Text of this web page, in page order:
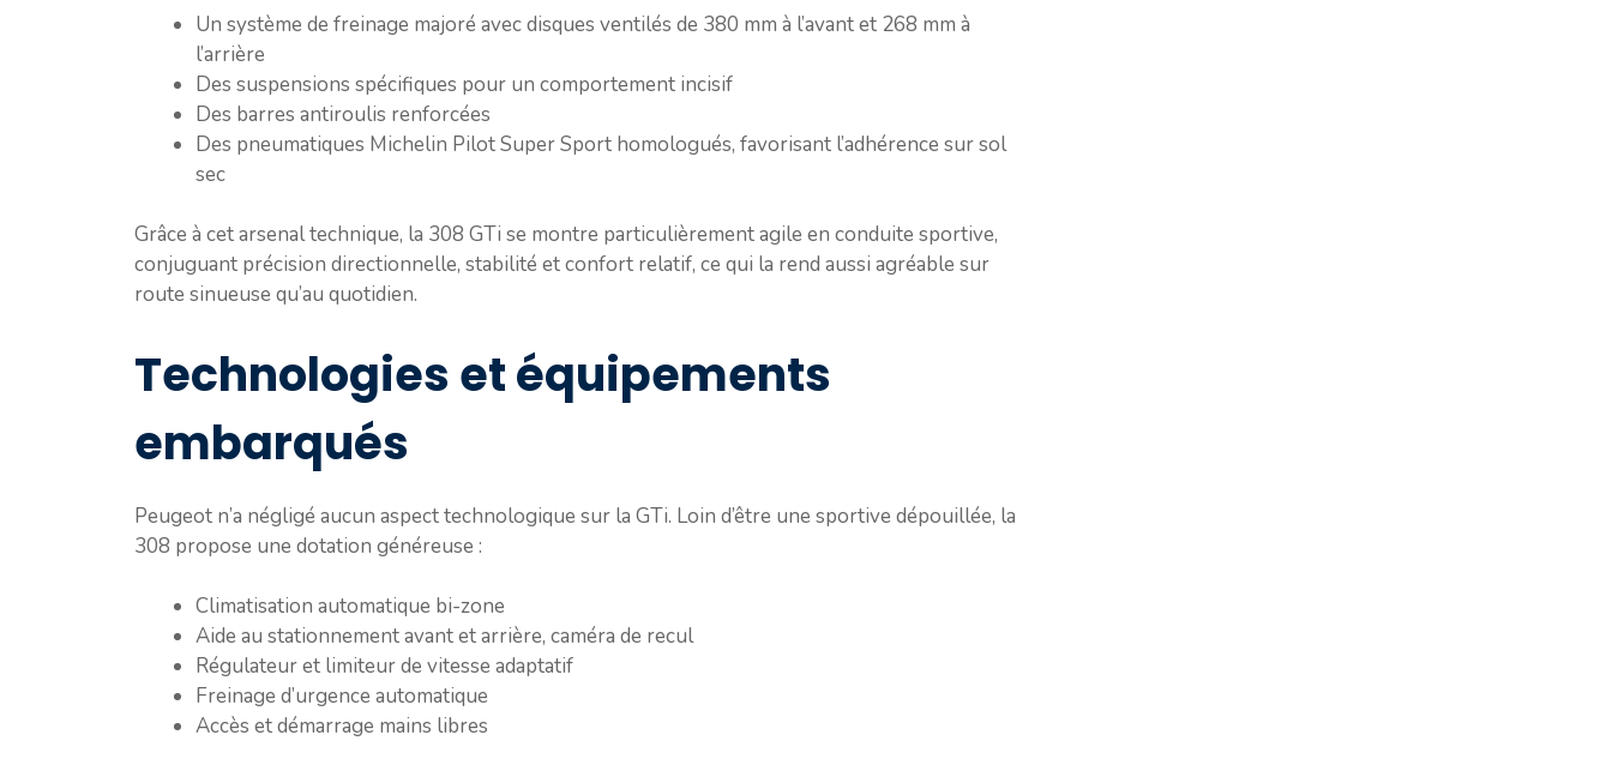
Un système de freinage majoré avec disques ventilés de 380 mm à l’avant et 268 mm à
l’arrière
Des suspensions spécifiques pour un comportement incisif
Des barres antiroulis renforcées
Des pneumatiques Michelin Pilot Super Sport homologués, favorisant l’adhérence sur sol
sec
Grâce à cet arsenal technique, la 308 GTi se montre particulièrement agile en conduite sportive,
conjuguant précision directionnelle, stabilité et confort relatif, ce qui la rend aussi agréable sur
route sinueuse qu’au quotidien.
Technologies et équipements
embarqués
Peugeot n’a négligé aucun aspect technologique sur la GTi. Loin d’être une sportive dépouillée, la
308 propose une dotation généreuse :
Climatisation automatique bi-zone
Aide au stationnement avant et arrière, caméra de recul
Régulateur et limiteur de vitesse adaptatif
Freinage d’urgence automatique
Accès et démarrage mains libres